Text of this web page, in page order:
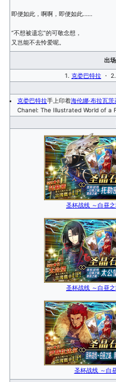
即便如此，啊啊，即便如此……
“不想被遗忘”的可敬念想，
又岂能不去怜爱呢。
出
1. 克娄巴特拉 ・ 2.
克娄巴特拉手上印着海伦娜·布拉瓦茨
Chanel: The Illustrated World of a
圣杯战线 ～白昼
圣杯战线 ～白昼
圣杯战线 ～白